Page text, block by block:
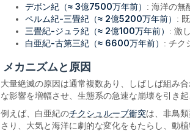
デボン紀（≈ 3億7500万年前） : 海洋の無
ペルム紀-三畳紀（≈ 2億5200万年前） :
三畳紀-ジュラ紀（≈ 2億100万年前） : 激
白亜紀-古第三紀（≈ 6600万年前） : チク
メカニズムと原因
大量絶滅の原因は通常複数あり、しばしば組み
な影響を増幅させ、生態系の急速な崩壊を引き起
例えば、白亜紀のチクシュルーブ衝突は、非鳥
さり、大気と海洋に劇的な変化をもたらし、動